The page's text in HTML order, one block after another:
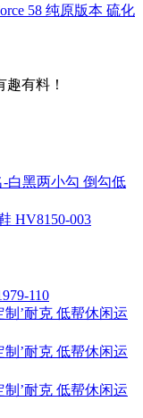
58 纯原版本 硫化
有料！
-白黑两小勾 倒勾低
HV8150-003
110
制’耐克 低帮休闲运
制’耐克 低帮休闲运
制’耐克 低帮休闲运